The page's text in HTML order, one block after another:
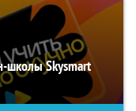
школы Skysmart